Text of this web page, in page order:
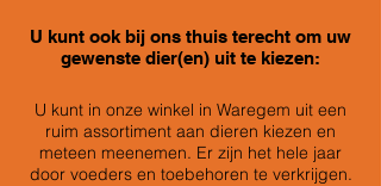
U kunt ook bij ons thuis terecht om uw
gewenste dier(en) uit te kiezen:
U kunt in onze winkel in Waregem uit een
ruim assortiment aan dieren kiezen en
meteen meenemen. Er zijn het hele jaar
door voeders en toebehoren te verkrijgen.